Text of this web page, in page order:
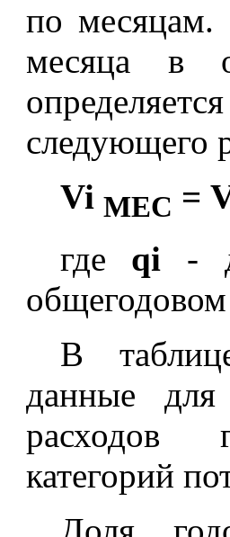
по месяцам.
месяца в
следующего
Vi МЕС =
где qi -
общегодовом
В
данные для
расходов
категорий